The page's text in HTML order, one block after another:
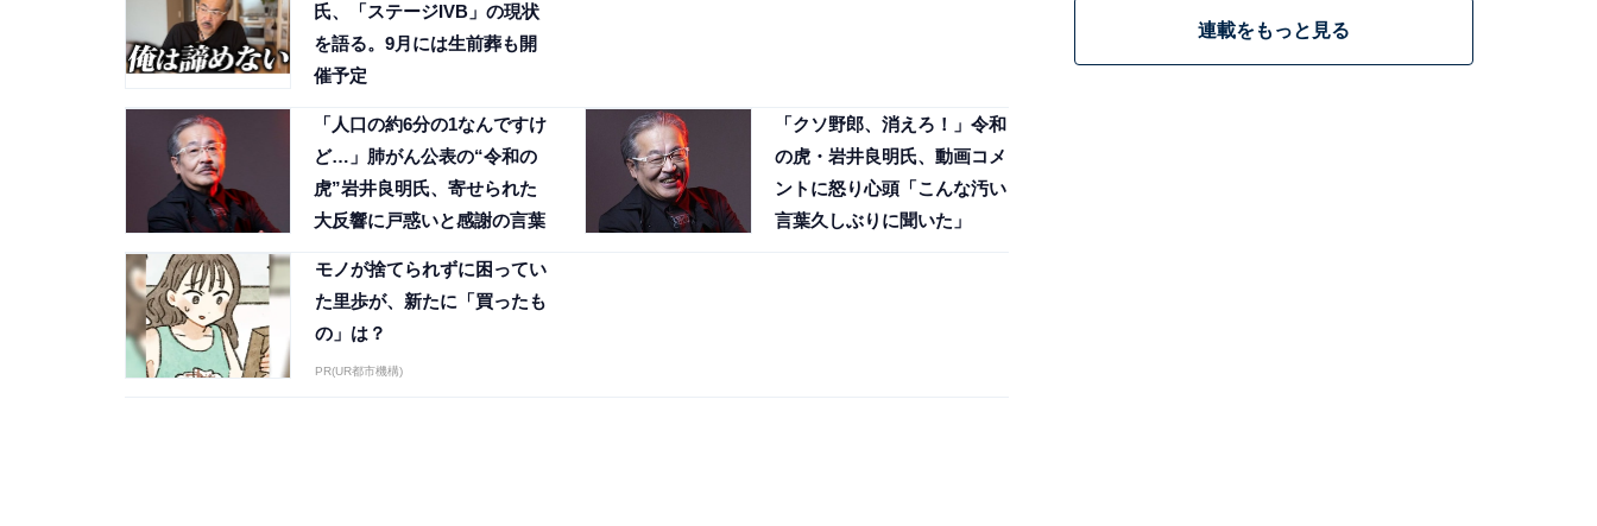
氏、「ステージIVB」の現状
を語る。9月には生前葬も開
催予定
「人口の約6分の1なんですけ
ど…」肺がん公表の“令和の
虎”岩井良明氏、寄せられた
大反響に戸惑いと感謝の言葉
「クソ野郎、消えろ！」令和
の虎・岩井良明氏、動画コメ
ントに怒り心頭「こんな汚い
言葉久しぶりに聞いた」
モノが捨てられずに困ってい
た里歩が、新たに「買ったも
の」は？
PR(UR都市機構)
連載をもっと見る